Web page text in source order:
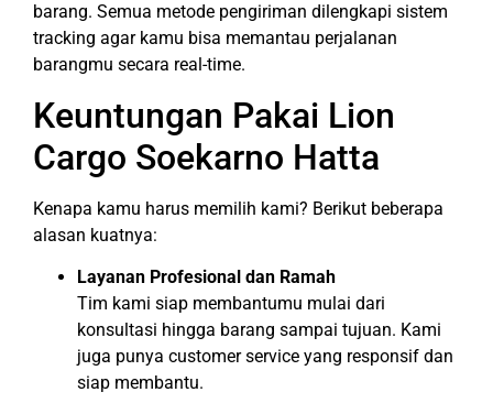
barang. Semua metode pengiriman dilengkapi sistem
tracking agar kamu bisa memantau perjalanan
barangmu secara real-time.
Keuntungan Pakai Lion
Cargo Soekarno Hatta
Kenapa kamu harus memilih kami? Berikut beberapa
alasan kuatnya:
Layanan Profesional dan Ramah
Tim kami siap membantumu mulai dari
konsultasi hingga barang sampai tujuan. Kami
juga punya customer service yang responsif dan
siap membantu.